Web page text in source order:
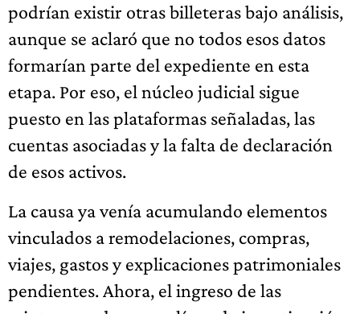
podrían existir otras billeteras bajo análisis,
aunque se aclaró que no todos esos datos
formarían parte del expediente en esta
etapa. Por eso, el núcleo judicial sigue
puesto en las plataformas señaladas, las
cuentas asociadas y la falta de declaración
de esos activos.
La causa ya venía acumulando elementos
vinculados a remodelaciones, compras,
viajes, gastos y explicaciones patrimoniales
pendientes. Ahora, el ingreso de las